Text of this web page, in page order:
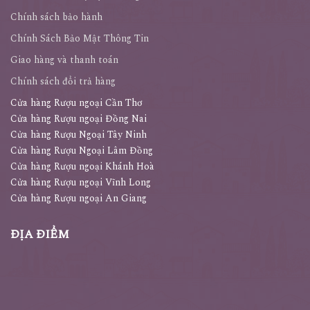
Chính sách bảo hành
Chính Sách Bảo Mật Thông Tin
Giao hàng và thanh toán
Chính sách đổi trả hàng
Cửa hàng Rượu ngoại Cần Thơ
Cửa hàng Rượu ngoại Đồng Nai
Cửa hàng Rượu Ngoại Tây Ninh
Cửa hàng Rượu Ngoại Lâm Đồng
Cửa hàng Rượu ngoại Khánh Hoà
Cửa hàng Rượu ngoại Vĩnh Long
Cửa hàng Rượu ngoại An Giang
ĐỊA ĐIỂM